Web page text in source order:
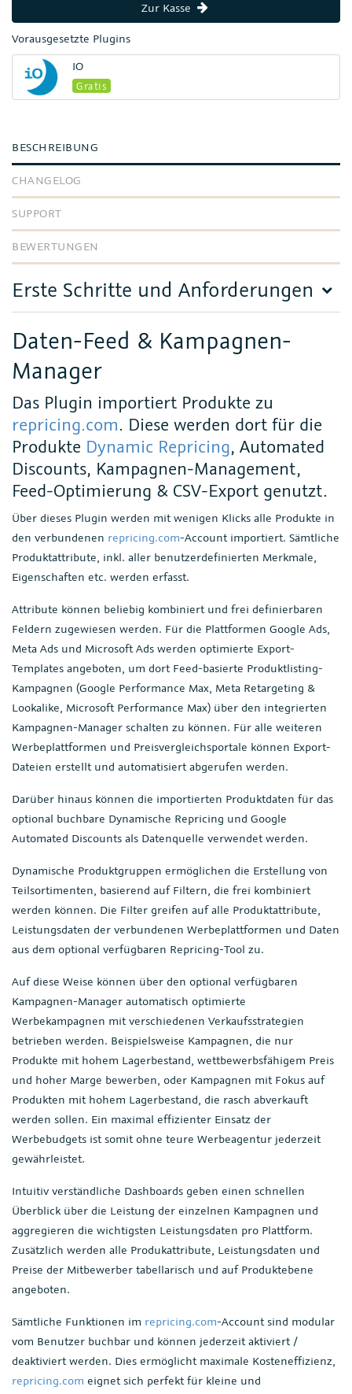
Zur Kasse
Vorausgesetzte Plugins
IO
Gratis
BESCHREIBUNG
CHANGELOG
SUPPORT
BEWERTUNGEN
Erste Schritte und Anforderungen
Daten-Feed & Kampagnen-
Manager
Das Plugin importiert Produkte zu
repricing.com. Diese werden dort für die
Produkte Dynamic Repricing, Automated
Discounts, Kampagnen-Management,
Feed-Optimierung & CSV-Export genutzt.
Über dieses Plugin werden mit wenigen Klicks alle Produkte in
den verbundenen repricing.com-Account importiert. Sämtliche
Produktattribute, inkl. aller benutzerdefinierten Merkmale,
Eigenschaften etc. werden erfasst.
Attribute können beliebig kombiniert und frei definierbaren
Feldern zugewiesen werden. Für die Plattformen Google Ads,
Meta Ads und Microsoft Ads werden optimierte Export-
Templates angeboten, um dort Feed-basierte Produktlisting-
Kampagnen (Google Performance Max, Meta Retargeting &
Lookalike, Microsoft Performance Max) über den integrierten
Kampagnen-Manager schalten zu können. Für alle weiteren
Werbeplattformen und Preisvergleichsportale können Export-
Dateien erstellt und automatisiert abgerufen werden.
Darüber hinaus können die importierten Produktdaten für das
optional buchbare Dynamische Repricing und Google
Automated Discounts als Datenquelle verwendet werden.
Dynamische Produktgruppen ermöglichen die Erstellung von
Teilsortimenten, basierend auf Filtern, die frei kombiniert
werden können. Die Filter greifen auf alle Produktattribute,
Leistungsdaten der verbundenen Werbeplattformen und Daten
aus dem optional verfügbaren Repricing-Tool zu.
Auf diese Weise können über den optional verfügbaren
Kampagnen-Manager automatisch optimierte
Werbekampagnen mit verschiedenen Verkaufsstrategien
betrieben werden. Beispielsweise Kampagnen, die nur
Produkte mit hohem Lagerbestand, wettbewerbsfähigem Preis
und hoher Marge bewerben, oder Kampagnen mit Fokus auf
Produkten mit hohem Lagerbestand, die rasch abverkauft
werden sollen. Ein maximal effizienter Einsatz der
Werbebudgets ist somit ohne teure Werbeagentur jederzeit
gewährleistet.
Intuitiv verständliche Dashboards geben einen schnellen
Überblick über die Leistung der einzelnen Kampagnen und
aggregieren die wichtigsten Leistungsdaten pro Plattform.
Zusätzlich werden alle Produkattribute, Leistungsdaten und
Preise der Mitbewerber tabellarisch und auf Produktebene
angeboten.
Sämtliche Funktionen im repricing.com-Account sind modular
vom Benutzer buchbar und können jederzeit aktiviert /
deaktiviert werden. Dies ermöglicht maximale Kosteneffizienz,
repricing.com eignet sich perfekt für kleine und